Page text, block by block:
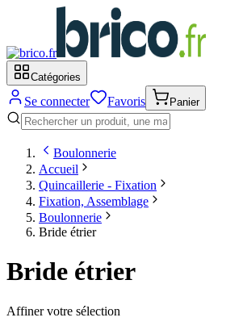
Catégories
Se connecter Favoris Panier
Boulonnerie
Accueil
Quincaillerie - Fixation
Fixation, Assemblage
Boulonnerie
Bride étrier
Bride étrier
Affiner votre sélection